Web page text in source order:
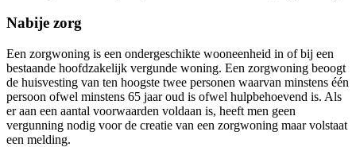
Nabije zorg
Een zorgwoning is een ondergeschikte wooneenheid in of bij een
bestaande hoofdzakelijk vergunde woning. Een zorgwoning beoogt
de huisvesting van ten hoogste twee personen waarvan minstens één
persoon ofwel minstens 65 jaar oud is ofwel hulpbehoevend is. Als
er aan een aantal voorwaarden voldaan is, heeft men geen
vergunning nodig voor de creatie van een zorgwoning maar volstaat
een melding.